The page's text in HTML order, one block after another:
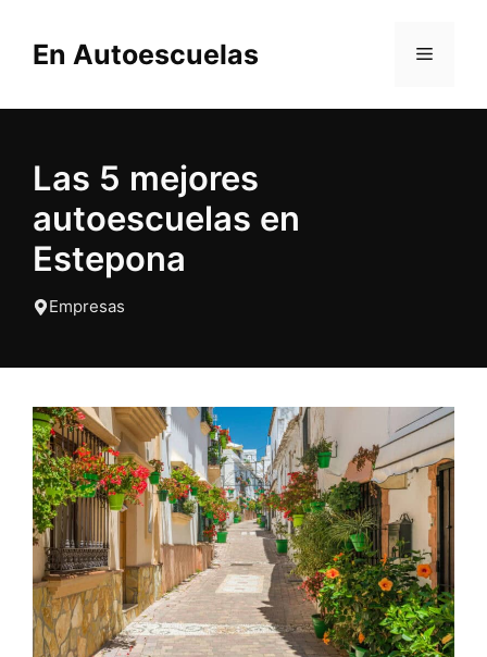
En Autoescuelas MENÚ
Las 5 mejores
autoescuelas en
Estepona
Empresas